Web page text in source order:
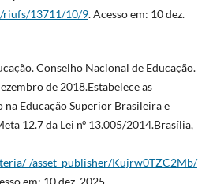
riufs/13711/10/9. Acesso em: 10 dez.
Conselho Nacional de Educação.
de 2018.Estabelece as
na Educação Superior Brasileira e
12.7 da Lei nº 13.005/2014.Brasília,
asset_publisher/Kujrw0TZC2Mb/